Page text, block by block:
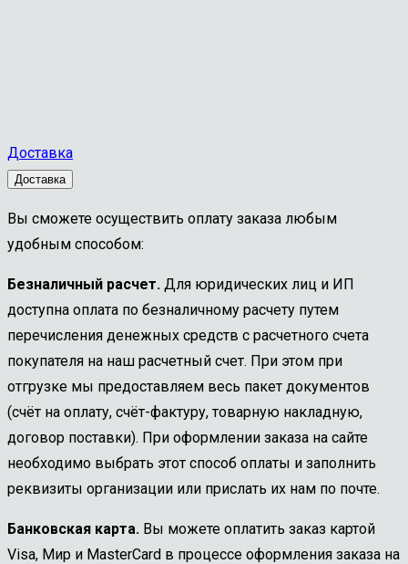
Доставка
Доставка
Вы сможете осуществить оплату заказа любым
удобным способом:
Безналичный расчет. Для юридических лиц и ИП
доступна оплата по безналичному расчету путем
перечисления денежных средств с расчетного счета
покупателя на наш расчетный счет. При этом при
отгрузке мы предоставляем весь пакет документов
(счёт на оплату, счёт-фактуру, товарную накладную,
договор поставки). При оформлении заказа на сайте
необходимо выбрать этот способ оплаты и заполнить
реквизиты организации или прислать их нам по почте.
Банковская карта. Вы можете оплатить заказ картой
Visa, Мир и MasterCard в процессе оформления заказа на